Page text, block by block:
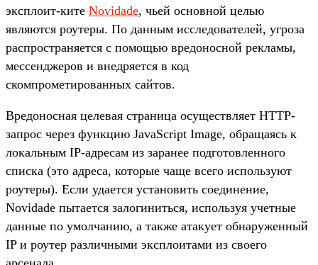
эксплоит-ките Novidade, чьей основной целью
являются роутеры. По данным исследователей, угроза
распространяется с помощью вредоносной рекламы,
мессенджеров и внедряется в код
скомпрометированных сайтов.
Вредоносная целевая страница осуществляет HTTP-
запрос через функцию JavaScript Image, обращаясь к
локальным IP-адресам из заранее подготовленного
списка (это адреса, которые чаще всего используют
роутеры). Если удается установить соединение,
Novidade пытается залогиниться, используя учетные
данные по умолчанию, а также атакует обнаруженный
IP и роутер различными эксплоитами из своего